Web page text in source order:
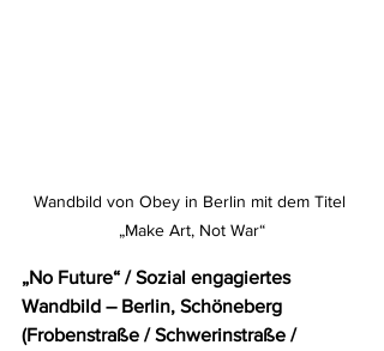
Wandbild von Obey in Berlin mit dem Titel
„Make Art, Not War“
„No Future“ / Sozial engagiertes
Wandbild – Berlin, Schöneberg
(Frobenstraße / Schwerinstraße /